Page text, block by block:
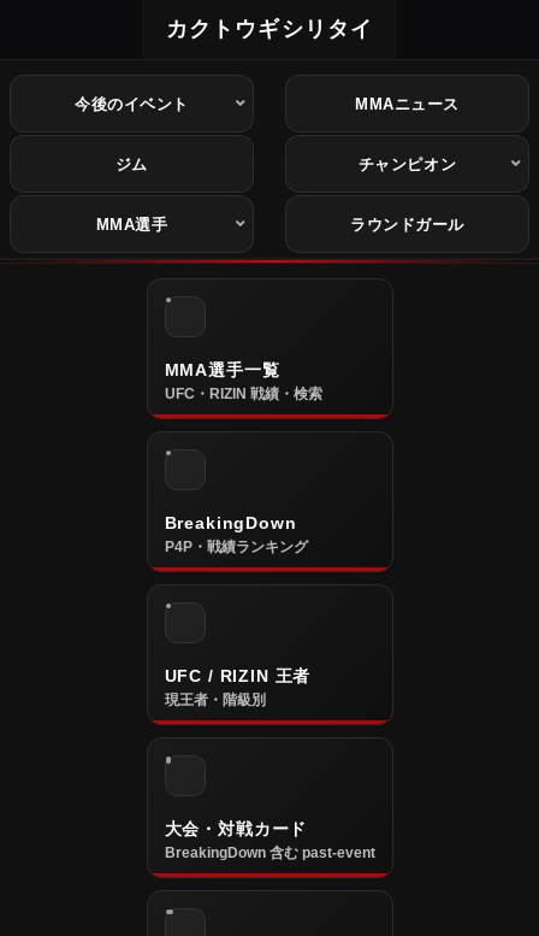
カクトウギシリタイ
今後のイベント MMAニュース
ジム チャンピオン
MMA選手 ラウンドガール
MMA選手一覧
UFC・RIZIN 戦績・検索
BreakingDown
P4P・戦績ランキング
UFC / RIZIN 王者
現王者・階級別
大会・対戦カード
BreakingDown 含む past-event